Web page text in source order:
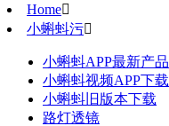
Home
小蝌蚪污
小蝌蚪APP最新产品
小蝌蚪视频APP下载
小蝌蚪旧版本下载
路灯透镜